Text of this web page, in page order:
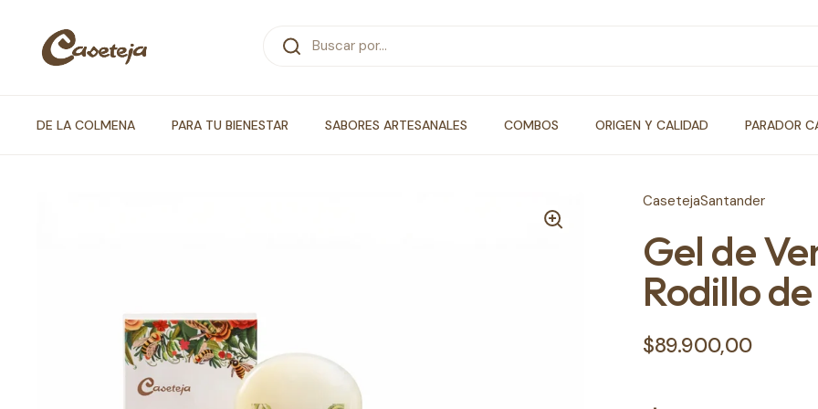
DE LA COLMENA PARA TU BIENESTAR SABORES ARTESANALES COMBOS ORIGEN Y CALIDAD PARADOR
CasetejaSantander
Gel de
Rodillo
Precio normal
$89.900,00